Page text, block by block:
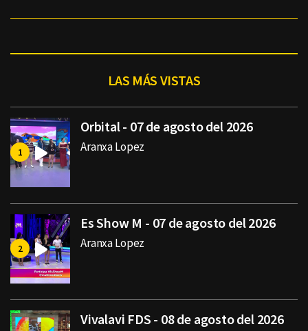
LAS MÁS VISTAS
Orbital - 07 de agosto del 2026
Aranxa Lopez
Es Show M - 07 de agosto del 2026
Aranxa Lopez
Vivalavi FDS - 08 de agosto del 2026